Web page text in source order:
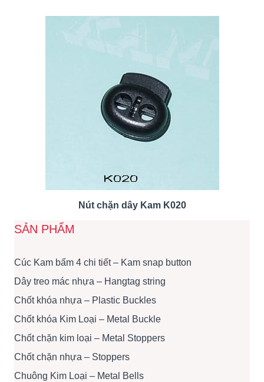
Nút chặn dây Kam K020
SẢN PHẨM
Cúc Kam bấm 4 chi tiết – Kam snap button
Dây treo mác nhựa – Hangtag string
Chốt khóa nhựa – Plastic Buckles
Chốt khóa Kim Loại – Metal Buckle
Chốt chặn kim loại – Metal Stoppers
Chốt chặn nhựa – Stoppers
Chuông Kim Loại – Metal Bells